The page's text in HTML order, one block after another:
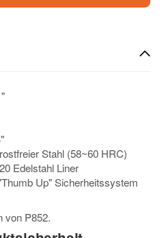
Stahl (58~60 HRC)
Edelstahl Liner
Up" Sicherheitssystem
von P852.